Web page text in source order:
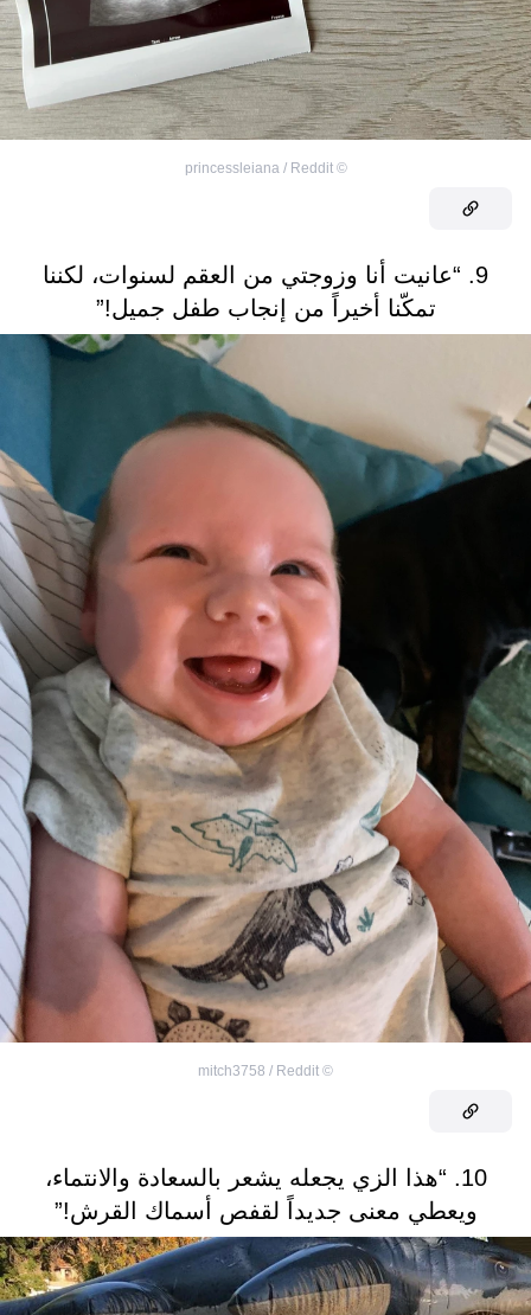
©
princessleiana / Reddit
9. “عانيت أنا وزوجتي من العقم لسنوات، لكننا
تمكّنا أخيراً من إنجاب طفل جميل!”
©
mitch3758 / Reddit
10. “هذا الزي يجعله يشعر بالسعادة والانتماء،
ويعطي معنى جديداً لقفص أسماك القرش!”